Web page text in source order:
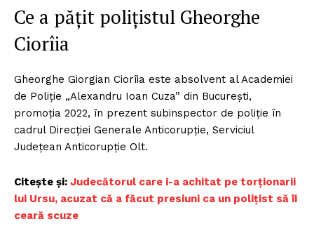
Ce a pățit polițistul Gheorghe
Ciorîia
Gheorghe Giorgian Ciorîia este absolvent al Academiei
de Poliție „Alexandru Ioan Cuza” din București,
promoția 2022, în prezent subinspector de poliție în
cadrul Direcției Generale Anticorupție, Serviciul
Județean Anticorupție Olt.
Citește și: Judecătorul care i-a achitat pe torționarii
lui Ursu, acuzat că a făcut presiuni ca un polițist să îi
ceară scuze